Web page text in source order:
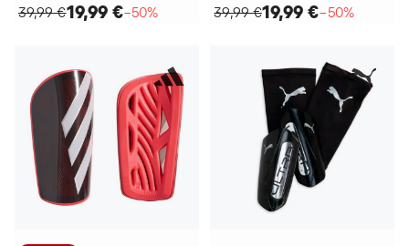
39,99 €19,99 €−50%
39,99 €19,99 €−50%